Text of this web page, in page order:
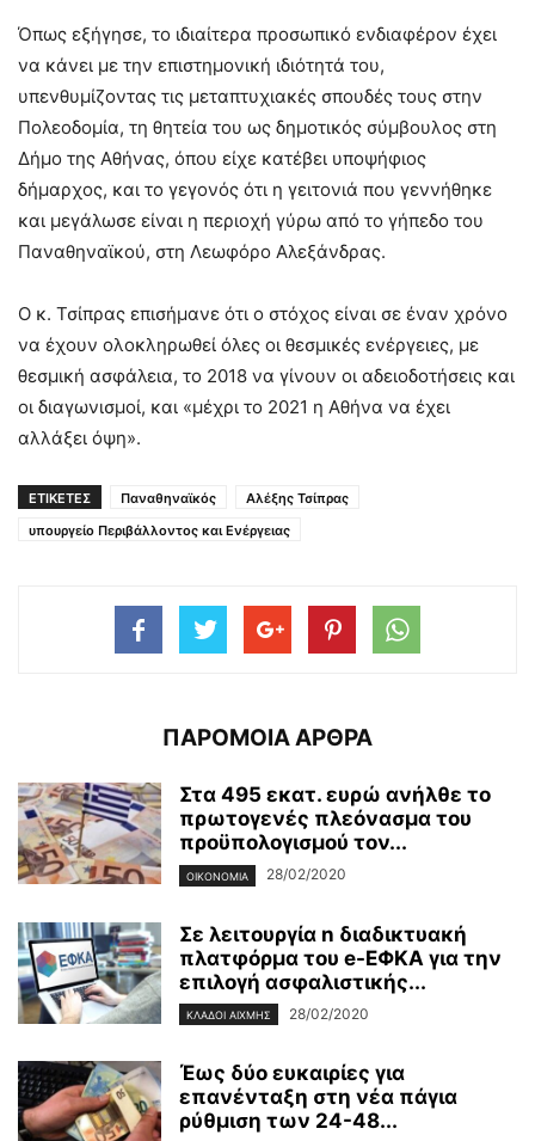
Όπως εξήγησε, το ιδιαίτερα προσωπικό ενδιαφέρον έχει
να κάνει με την επιστημονική ιδιότητά του,
υπενθυμίζοντας τις μεταπτυχιακές σπουδές τους στην
Πολεοδομία, τη θητεία του ως δημοτικός σύμβουλος στη
Δήμο της Αθήνας, όπου είχε κατέβει υποψήφιος
δήμαρχος, και το γεγονός ότι η γειτονιά που γεννήθηκε
και μεγάλωσε είναι η περιοχή γύρω από το γήπεδο του
Παναθηναϊκού, στη Λεωφόρο Αλεξάνδρας.
Ο κ. Τσίπρας επισήμανε ότι ο στόχος είναι σε έναν χρόνο
να έχουν ολοκληρωθεί όλες οι θεσμικές ενέργειες, με
θεσμική ασφάλεια, το 2018 να γίνουν οι αδειοδοτήσεις και
οι διαγωνισμοί, και «μέχρι το 2021 η Αθήνα να έχει
αλλάξει όψη».
ΕΤΙΚΕΤΕΣ Παναθηναϊκός
Αλέξης Τσίπρας
υπουργείο Περιβάλλοντος και Ενέργειας
ΠΑΡΟΜΟΙΑ ΑΡΘΡΑ
Στα 495 εκατ. ευρώ ανήλθε το
πρωτογενές πλεόνασμα του
προϋπολογισμού τον...
ΟΙΚΟΝΟΜΊΑ 28/02/2020
Σε λειτουργία n διαδικτυακή
πλατφόρμα του e-ΕΦΚΑ για την
επιλογή ασφαλιστικής...
ΚΛΆΔΟΙ ΑΙΧΜΉΣ 28/02/2020
Έως δύο ευκαιρίες για
επανένταξη στη νέα πάγια
ρύθμιση των 24-48...